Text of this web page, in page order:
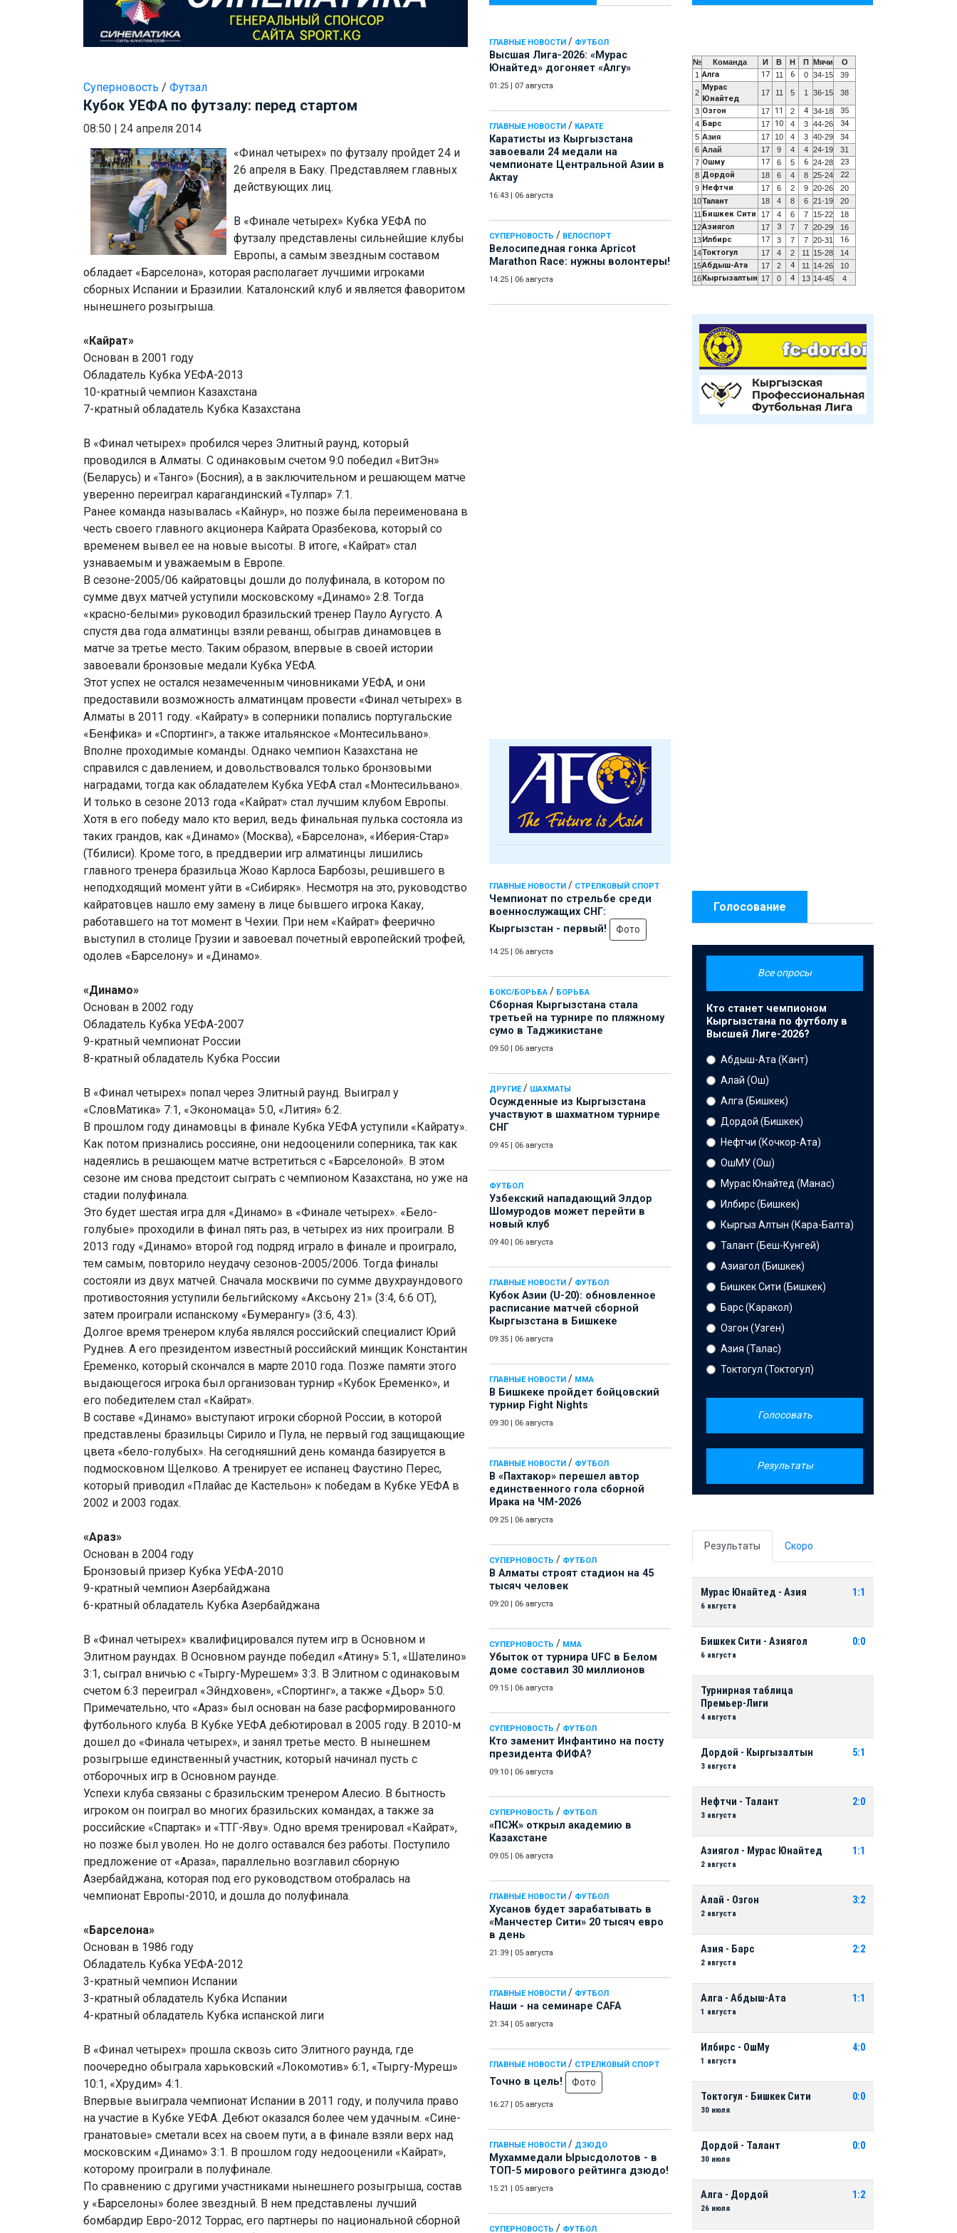
ГЛАВНЫЕ НОВОСТИ / ФУТБОЛ
Высшая Лига-2026: «Мурас
Юнайтед» догоняет «Алгу»
01:25 07 августа
ГЛАВНЫЕ НОВОСТИ / КАРАТЕ
Каратисты из Кыргызстана
завоевали 24 медали на
чемпионате Центральной Азии в
Актау
16:43 06 августа
СУПЕРНОВОСТЬ / ВЕЛОСПОРТ
Велосипедная гонка Apricot
Marathon Race: нужны волонтеры!
14:25 06 августа
ГЛАВНЫЕ НОВОСТИ / СТРЕЛКОВЫЙ СПОРТ
Чемпионат по стрельбе среди
военнослужащих СНГ:
Кыргызстан - первый!
Фото
14:25 06 августа
БОКС/БОРЬБА / БОРЬБА
Сборная Кыргызстана стала
третьей на турнире по пляжному
сумо в Таджикистане
09:50 06 августа
ДРУГИЕ/ ШАХМАТЫ
Осужденные из Кыргызстана
участвуют в шахматном турнире
СНГ
09:45 06 августа
ФУТБОЛ
Узбекский нападающий Элдор
Шомуродов может перейти в
новый клуб
09:40 06 августа
ГЛАВНЫЕ НОВОСТИ / ФУТБОЛ
Кубок Азии (U-20): обновленное
расписание матчей сборной
Кыргызстана в Бишкеке
09:35 06 августа
ГЛАВНЫЕ НОВОСТИ / ММА
В Бишкеке пройдет бойцовский
турнир Fight Nights
09:30 06 августа
ГЛАВНЫЕ НОВОСТИ / ФУТБОЛ
В «Пахтакор» перешел автор
единственного гола сборной
Ирака на ЧМ-2026
09:25 06 августа
СУПЕРНОВОСТЬ / ФУТБОЛ
В Алматы строят стадион на 45
тысяч человек
09:20 06 августа
СУПЕРНОВОСТЬ / ММА
Убыток от турнира UFC в Белом
доме составил 30 миллионов
09:15 06 августа
СУПЕРНОВОСТЬ / ФУТБОЛ
Кто заменит Инфантино на посту
президента ФИФА?
09:10 06 августа
СУПЕРНОВОСТЬ / ФУТБОЛ
«ПСЖ» открыл академию в
Казахстане
09:05 06 августа
ГЛАВНЫЕ НОВОСТИ / ФУТБОЛ
Хусанов будет зарабатывать в
«Манчестер Сити» 20 тысяч евро
в день
21:39 05 августа
ГЛАВНЫЕ НОВОСТИ / ФУТБОЛ
Наши - на семинаре СAFA
21:34 05 августа
ГЛАВНЫЕ НОВОСТИ / СТРЕЛКОВЫЙ СПОРТ
Точно в цель! Фото
16:27 05 августа
ГЛАВНЫЕ НОВОСТИ / ДЗЮДО
Мухаммедали Ырысдолотов - в
ТОП-5 мирового рейтинга дзюдо!
15:21 05 августа
СУПЕРНОВОСТЬ / ФУТБОЛ
Суперновость / Футзал
Кубок УЕФА по футзалу: перед стартом
08:50
24 апреля 2014
«Финал четырех» по футзалу пройдет 24 и
26 апреля в Баку. Представляем главных
действующих лиц.
В «Финале четырех» Кубка УЕФА по
футзалу представлены сильнейшие клубы
Европы, а самым звездным составом
обладает «Барселона», которая располагает лучшими игроками
сборных Испании и Бразилии. Каталонский клуб и является фаворитом
нынешнего розыгрыша.
«Кайрат»
Основан в 2001 году
Обладатель Кубка УЕФА-2013
10-кратный чемпион Казахстана
7-кратный обладатель Кубка Казахстана
В «Финал четырех» пробился через Элитный раунд, который
проводился в Алматы. С одинаковым счетом 9:0 победил «ВитЭн»
(Беларусь) и «Танго» (Босния), а в заключительном и решающем матче
уверенно переиграл карагандинский «Тулпар» 7:1.
Ранее команда называлась «Кайнур», но позже была переименована в
честь своего главного акционера Кайрата Оразбекова, который со
временем вывел ее на новые высоты. В итоге, «Кайрат» стал
узнаваемым и уважаемым в Европе.
В сезоне-2005/06 кайратовцы дошли до полуфинала, в котором по
сумме двух матчей уступили московскому «Динамо» 2:8. Тогда
«красно-белыми» руководил бразильский тренер Пауло Аугусто. А
спустя два года алматинцы взяли реванш, обыграв динамовцев в
матче за третье место. Таким образом, впервые в своей истории
завоевали бронзовые медали Кубка УЕФА.
Этот успех не остался незамеченным чиновниками УЕФА, и они
предоставили возможность алматинцам провести «Финал четырех» в
Алматы в 2011 году. «Кайрату» в соперники попались португальские
«Бенфика» и «Спортинг», а также итальянское «Монтесильвано».
Вполне проходимые команды. Однако чемпион Казахстана не
справился с давлением, и довольствовался только бронзовыми
наградами, тогда как обладателем Кубка УЕФА стал «Монтесильвано».
И только в сезоне 2013 года «Кайрат» стал лучшим клубом Европы.
Хотя в его победу мало кто верил, ведь финальная пулька состояла из
таких грандов, как «Динамо» (Москва), «Барселона», «Иберия-Стар»
(Тбилиси). Кроме того, в преддверии игр алматинцы лишились
главного тренера бразильца Жоао Карлоса Барбозы, решившего в
неподходящий момент уйти в «Сибиряк». Несмотря на это, руководство
кайратовцев нашло ему замену в лице бывшего игрока Какау,
работавшего на тот момент в Чехии. При нем «Кайрат» феерично
выступил в столице Грузии и завоевал почетный европейский трофей,
одолев «Барселону» и «Динамо».
«Динамо»
Основан в 2002 году
Обладатель Кубка УЕФА-2007
9-кратный чемпионат России
8-кратный обладатель Кубка России
В «Финал четырех» попал через Элитный раунд. Выиграл у
«СловМатика» 7:1, «Экономаца» 5:0, «Лития» 6:2.
В прошлом году динамовцы в финале Кубка УЕФА уступили «Кайрату».
Как потом признались россияне, они недооценили соперника, так как
надеялись в решающем матче встретиться с «Барселоной». В этом
сезоне им снова предстоит сыграть с чемпионом Казахстана, но уже на
стадии полуфинала.
Это будет шестая игра для «Динамо» в «Финале четырех». «Бело-
голубые» проходили в финал пять раз, в четырех из них проиграли. В
2013 году «Динамо» второй год подряд играло в финале и проиграло,
тем самым, повторило неудачу сезонов-2005/2006. Тогда финалы
состояли из двух матчей. Сначала москвичи по сумме двухраундового
противостояния уступили бельгийскому «Аксьону 21» (3:4, 6:6 ОТ),
затем проиграли испанскому «Бумерангу» (3:6, 4:3).
Долгое время тренером клуба являлся российский специалист Юрий
Руднев. А его президентом известный российский минщик Константин
Еременко, который скончался в марте 2010 года. Позже памяти этого
выдающегося игрока был организован турнир «Кубок Еременко», и
его победителем стал «Кайрат».
В составе «Динамо» выступают игроки сборной России, в которой
представлены бразильцы Сирило и Пула, не первый год защищающие
цвета «бело-голубых». На сегодняшний день команда базируется в
подмосковном Щелково. А тренирует ее испанец Фаустино Перес,
который приводил «Плайас де Кастельон» к победам в Кубке УЕФА в
2002 и 2003 годах.
«Араз»
Основан в 2004 году
Бронзовый призер Кубка УЕФА-2010
9-кратный чемпион Азербайджана
6-кратный обладатель Кубка Азербайджана
В «Финал четырех» квалифицировался путем игр в Основном и
Элитном раундах. В Основном раунде победил «Атину» 5:1, «Шателино»
3:1, сыграл вничью с «Тыргу-Мурешем» 3:3. В Элитном с одинаковым
счетом 6:3 переиграл «Эйндховен», «Спортинг», а также «Дьор» 5:0.
Примечательно, что «Араз» был основан на базе расформированного
футбольного клуба. В Кубке УЕФА дебютировал в 2005 году. В 2010-м
дошел до «Финала четырех», и занял третье место. В нынешнем
розыгрыше единственный участник, который начинал пусть с
отборочных игр в Основном раунде.
Успехи клуба связаны с бразильским тренером Алесио. В бытность
игроком он поиграл во многих бразильских командах, а также за
российские «Спартак» и «ТТГ-Яву». Одно время тренировал «Кайрат»,
но позже был уволен. Но не долго оставался без работы. Поступило
предложение от «Араза», параллельно возглавил сборную
Азербайджана, которая под его руководством отобралась на
чемпионат Европы-2010, и дошла до полуфинала.
«Барселона»
Основан в 1986 году
Обладатель Кубка УЕФА-2012
3-кратный чемпион Испании
3-кратный обладатель Кубка Испании
4-кратный обладатель Кубка испанской лиги
В «Финал четырех» прошла сквозь сито Элитного раунда, где
поочередно обыграла харьковский «Локомотив» 6:1, «Тыргу-Муреш»
10:1, «Хрудим» 4:1.
Впервые выиграла чемпионат Испании в 2011 году, и получила право
на участие в Кубке УЕФА. Дебют оказался более чем удачным. «Сине-
гранатовые» сметали всех на своем пути, а в финале взяли верх над
московским «Динамо» 3:1. В прошлом году недооценили «Кайрат»,
которому проиграли в полуфинале.
По сравнению с другими участниками нынешнего розыгрыша, состав
у «Барселоны» более звездный. В нем представлены лучший
бомбардир Евро-2012 Торрас, его партнеры по национальной сборной
№ Команда И В Н П Мячи
О
1 Алга 17 11 6 0 34-15 39
2
Мурас
Юнайтед
17 11 5 1 36-15 38
3 Озгон 17 11 2 4 34-18 35
4 Барс 17 10 4 3 44-26 34
5 Азия 17 10 4 3 40-29
34
6 Алай 17 9 4 4 24-19
31
7 Ошму 17 6 5 6 24-28 23
8 Дордой 18 6 4 8 25-24 22
9 Нефтчи 17 6 2 9 20-26
20
10Талант 18 4 8 6 21-19
20
11 Бишкек Сити 17 4 6 7 15-22
18
12Азиягол 17 3 7 7 20-29
16
13 Илбирс 17 3 7 7 20-31 16
14Токтогул 17 4 2 11 15-28
14
15Абдыш-Ата 17 2 4 11 14-26
10
16 Кыргызалтын 17 0 4 13 14-45 4
Голосование
Все опросы
Кто станет чемпионом
Кыргызстана по футболу в
Высшей Лиге-2026?
Абдыш-Ата (Кант)
Алай (Ош)
Алга (Бишкек)
Дордой (Бишкек)
Нефтчи (Кочкор-Ата)
ОшМУ (Ош)
Мурас Юнайтед (Манас)
Илбирс (Бишкек)
Кыргыз Алтын (Кара-Балта)
Талант (Беш-Кунгей)
Азиагол (Бишкек)
Бишкек Сити (Бишкек)
Барс (Каракол)
Озгон (Узген)
Азия (Талас)
Токтогул (Токтогул)
Голосовать
Результаты
Результаты Скоро
Мурас Юнайтед - Азия
6 августа
1:1
Бишкек Сити - Азиягол
6 августа
0:0
Турнирная таблица
Премьер-Лиги
4 августа
Дордой - Кыргызалтын
3 августа
5:1
Нефтчи - Талант
3 августа
2:0
Азиягол - Мурас Юнайтед
2 августа
1:1
Алай - Озгон
2 августа
3:2
Азия - Барс
2 августа
2:2
Алга - Абдыш-Ата
1 августа
1:1
Илбирс - ОшМу
1 августа
4:0
Токтогул - Бишкек Сити
30 июля
0:0
Дордой - Талант
30 июля
0:0
Алга - Дордой
26 июля
1:2